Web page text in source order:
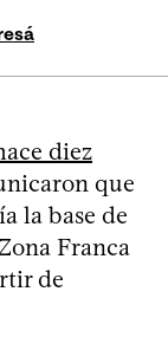
diez
que
la base de
Franca
de